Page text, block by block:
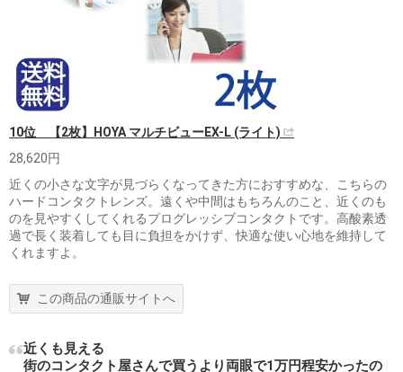
10位 【2枚】HOYA マルチビューEX-L (ライト)
28,620円
近くの小さな文字が見づらくなってきた方におすすめな、こちらの
ハードコンタクトレンズ。遠くや中間はもちろんのこと、近くのも
のを見やすくしてくれるプログレッシブコンタクトです。高酸素透
過で長く装着しても目に負担をかけず、快適な使い心地を維持して
くれますよ。
この商品の通販サイトへ
近くも見える
街のコンタクト屋さんで買うより両眼で1万円程安かったの